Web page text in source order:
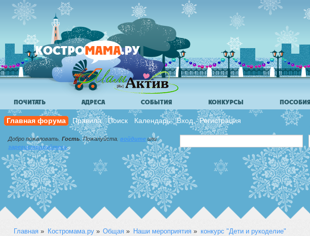
ПОЧИТАТЬ АДРЕСА СОБЫТИЯ КОНКУРСЫ ПОСОБИЯ
Главная форума Правила Поиск Календарь Вход Регистрация
Добро пожаловать,Гость. Пожалуйста, войдите или
зарегистрируйтесь.
Главная » Костромама.ру» Общая » Наши мероприятия» конкурс "Дети и рукоделие"